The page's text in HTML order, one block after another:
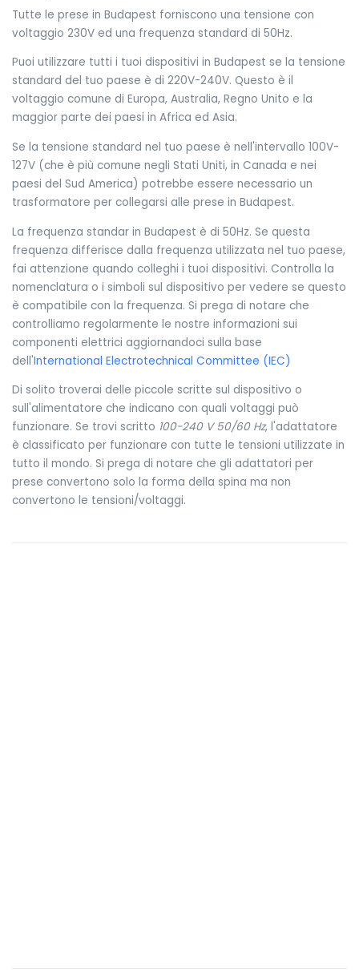
Tutte le prese in Budapest forniscono una tensione con
voltaggio 230V ed una frequenza standard di 50Hz.
Puoi utilizzare tutti i tuoi dispositivi in Budapest se la tensione
standard del tuo paese è di 220V-240V. Questo è il
voltaggio comune di Europa, Australia, Regno Unito e la
maggior parte dei paesi in Africa ed Asia.
Se la tensione standard nel tuo paese è nell'intervallo 100V-
127V (che è più comune negli Stati Uniti, in Canada e nei
paesi del Sud America) potrebbe essere necessario un
trasformatore per collegarsi alle prese in Budapest.
La frequenza standar in Budapest è di 50Hz. Se questa
frequenza differisce dalla frequenza utilizzata nel tuo paese,
fai attenzione quando colleghi i tuoi dispositivi. Controlla la
nomenclatura o i simboli sul dispositivo per vedere se questo
è compatibile con la frequenza. Si prega di notare che
controlliamo regolarmente le nostre informazioni sui
componenti elettrici aggiornandoci sulla base
dell'International Electrotechnical Committee (IEC)
Di solito troverai delle piccole scritte sul dispositivo o
sull'alimentatore che indicano con quali voltaggi può
funzionare. Se trovi scritto 100-240 V 50/60 Hz, l'adattatore
è classificato per funzionare con tutte le tensioni utilizzate in
tutto il mondo. Si prega di notare che gli adattatori per
prese convertono solo la forma della spina ma non
convertono le tensioni/voltaggi.